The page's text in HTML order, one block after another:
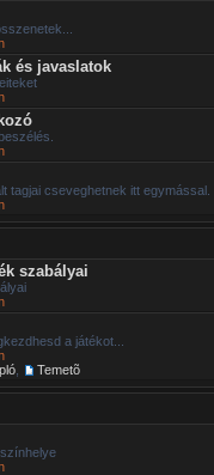
és javaslatok
tagjai cseveghetnek itt egymással.
szabályai
a játékot...
Temetõ